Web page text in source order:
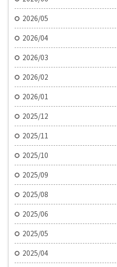
2026/05
2026/04
2026/03
2026/02
2026/01
2025/12
2025/11
2025/10
2025/09
2025/08
2025/06
2025/05
2025/04